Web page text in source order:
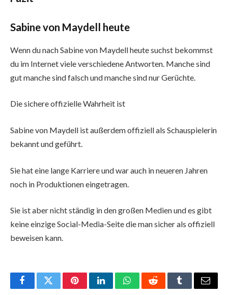
Sabine von Maydell heute
Wenn du nach Sabine von Maydell heute suchst bekommst
du im Internet viele verschiedene Antworten. Manche sind
gut manche sind falsch und manche sind nur Gerüchte.
Die sichere offizielle Wahrheit ist
Sabine von Maydell ist außerdem offiziell als Schauspielerin
bekannt und geführt.
Sie hat eine lange Karriere und war auch in neueren Jahren
noch in Produktionen eingetragen.
Sie ist aber nicht ständig in den großen Medien und es gibt
keine einzige Social-Media-Seite die man sicher als offiziell
beweisen kann.
FacebookTwitterPinterestLinkedInWhatsAppRedditTumblrEmail